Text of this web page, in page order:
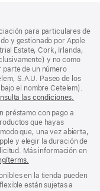
para particulares de
y gestionado por Apple
Estate, Cork, Irlanda,
y no como
de un número
S.A.U. Paseo de los
el nombre Cetelem).
las condiciones.
préstamo con pago a
que hayas
que, una vez abierta,
y elegir la duración de
Más información en
terms.
en la tienda pueden
están sujetas a